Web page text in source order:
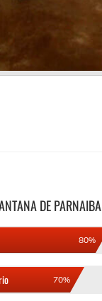
DE PARNAIBA
80%
70%